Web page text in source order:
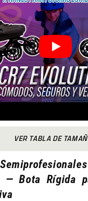
VER TABLA DE
— Bota Rígida